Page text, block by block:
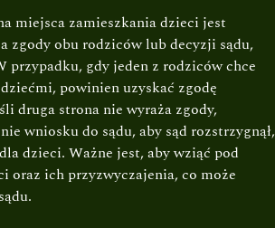
miejsca zamieszkania dzieci jest
zgody obu rodziców lub decyzji sądu,
przypadku, gdy jeden z rodziców chce
powinien uzyskać zgodę
druga strona nie wyraża zgody,
wniosku do sądu, aby sąd rozstrzygnął,
dzieci. Ważne jest, aby wziąć pod
oraz ich przyzwyczajenia, co może